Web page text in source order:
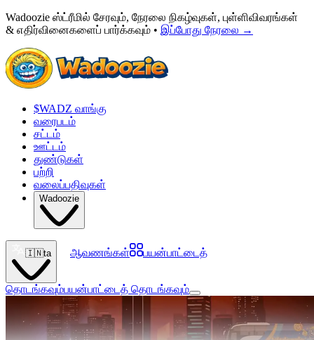
Wadoozie ஸ்ட்ரீமில் சேரவும், நேரலை நிகழ்வுகள், புள்ளிவிவரங்கள்
& எதிர்வினைகளைப் பார்க்கவும் • இப்போது நேரலை →
$WADZ வாங்கு
வரைபடம்
சட்டம்
ஊட்டம்
துண்டுகள்
பற்றி
வலைப்பதிவுகள்
Wadoozie
🇮🇳ta ஆவணங்கள் பயன்பாட்டைத்
தொடங்கவும்பயன்பாட்டைத் தொடங்கவும்